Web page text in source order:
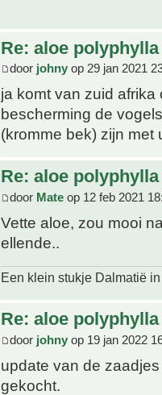
Re: aloe polyphylla
door johny op 29 jan 2021
ja komt van zuid
bescherming de
(kromme bek) zijn met
Re: aloe polyphylla
door Mate op 12 feb 2021
Vette aloe, zou mooi
ellende..
Een klein stukje Dalmatië
Re: aloe polyphylla
door johny op 19 jan 2022
update van de
gekocht.